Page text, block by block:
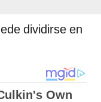
dividirse en